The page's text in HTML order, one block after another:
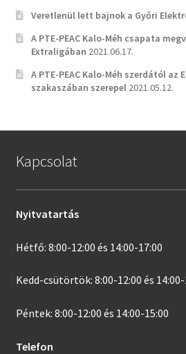
Veretlenül lett bajnok a Győri
A PTE-PEAC Kalo-Méh csapata
Extraligában 2021.06.17.
A PTE-PEAC Kalo-Méh szerdától az
szakaszában szerepel 2021.05.12.
Kapcsolat
Nyitvatartás
Hétfő: 8:00-12:00 és 14:00-17:00
Kedd-csütörtök: 8:00-12:00 és 14:00-
Péntek: 8:00-12:00 és 14:00-15:00
Telefon